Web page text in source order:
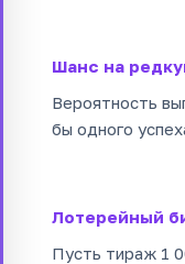
Шанс на
Вероятность
бы одного
Лотерейный
Пусть тираж 1